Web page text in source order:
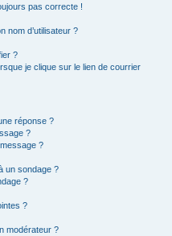
pas correcte !
nom d’utilisateur ?
?
je clique sur le lien de courrier
réponse ?
?
?
un sondage ?
?
?
modérateur ?